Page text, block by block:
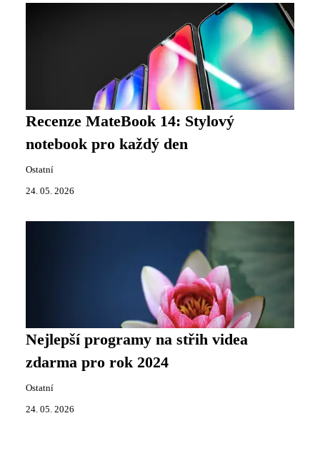
Recenze MateBook 14: Stylový
notebook pro každý den
Ostatní
24. 05. 2026
Nejlepší programy na střih videa
zdarma pro rok 2024
Ostatní
24. 05. 2026